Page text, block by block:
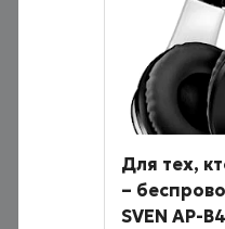
Для тех,
–
SVEN AP-